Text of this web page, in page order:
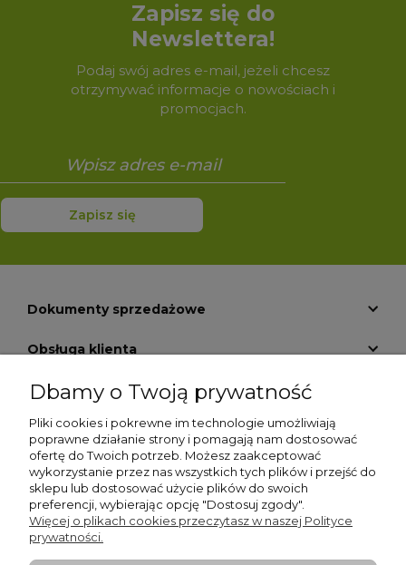
Zapisz się do
Newslettera!
Podaj swój adres e-mail, jeżeli chcesz
otrzymywać informacje o nowościach i
promocjach.
Zapisz się
Dokumenty sprzedażowe
Obsługa klienta
Informacje
Pomoc
O nas
Moje konto
Płatności i dostawa
Dbamy o Twoją prywatność
Pliki cookies i pokrewne im technologie umożliwiają
poprawne działanie strony i pomagają nam dostosować
ofertę do Twoich potrzeb. Możesz zaakceptować
wykorzystanie przez nas wszystkich tych plików i przejść do
sklepu lub dostosować użycie plików do swoich
preferencji, wybierając opcję "Dostosuj zgody".
Więcej o plikach cookies przeczytasz w naszej Polityce
prywatności.